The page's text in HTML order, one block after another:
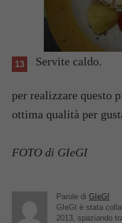
Servite caldo.
per realizzare questo
ottima qualità per
FOTO di GIeGI
Parole di GIeGI
GIeGI è stata
2013, spaziando